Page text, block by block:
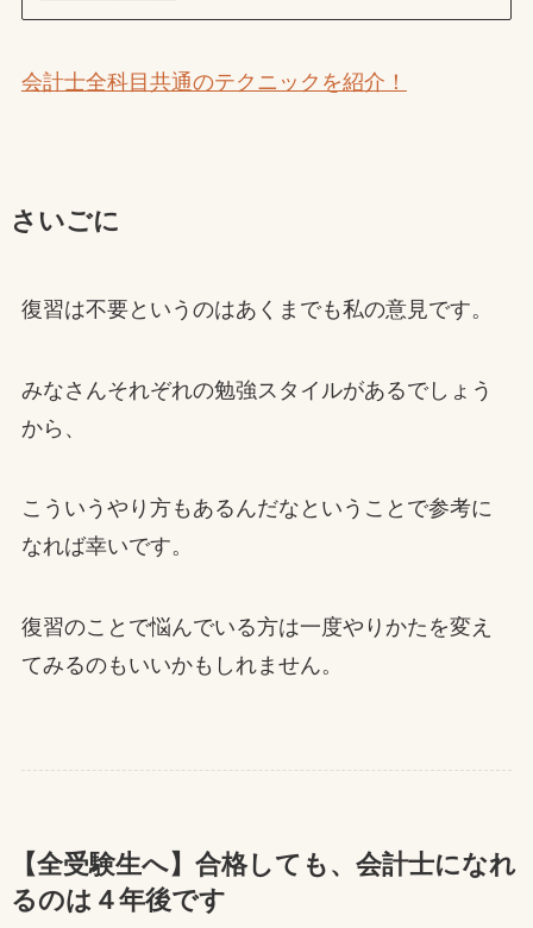
会計士全科目共通のテクニックを紹介！
さいごに
復習は不要というのはあくまでも私の意見です。
みなさんそれぞれの勉強スタイルがあるでしょう
から、
こういうやり方もあるんだなということで参考に
なれば幸いです。
復習のことで悩んでいる方は一度やりかたを変え
てみるのもいいかもしれません。
【全受験生へ】合格しても、会計士になれ
るのは４年後です